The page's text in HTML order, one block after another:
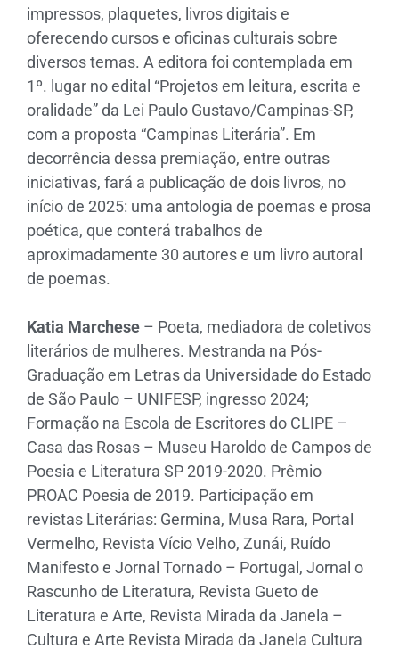
impressos, plaquetes, livros digitais e
oferecendo cursos e oficinas culturais sobre
diversos temas. A editora foi contemplada em
1º. lugar no edital “Projetos em leitura, escrita e
oralidade” da Lei Paulo Gustavo/Campinas-SP,
com a proposta “Campinas Literária”. Em
decorrência dessa premiação, entre outras
iniciativas, fará a publicação de dois livros, no
início de 2025: uma antologia de poemas e prosa
poética, que conterá trabalhos de
aproximadamente 30 autores e um livro autoral
de poemas.
Katia Marchese – Poeta, mediadora de coletivos
literários de mulheres. Mestranda na Pós-
Graduação em Letras da Universidade do Estado
de São Paulo – UNIFESP, ingresso 2024;
Formação na Escola de Escritores do CLIPE –
Casa das Rosas – Museu Haroldo de Campos de
Poesia e Literatura SP 2019-2020. Prêmio
PROAC Poesia de 2019. Participação em
revistas Literárias: Germina, Musa Rara, Portal
Vermelho, Revista Vício Velho, Zunái, Ruído
Manifesto e Jornal Tornado – Portugal, Jornal o
Rascunho de Literatura, Revista Gueto de
Literatura e Arte, Revista Mirada da Janela –
Cultura e Arte Revista Mirada da Janela Cultura